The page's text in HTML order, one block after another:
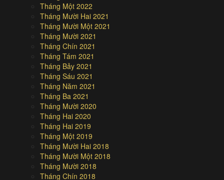
Tháng Một 2022
Tháng Mười Hai 2021
Tháng Mười Một 2021
Tháng Mười 2021
Tháng Chín 2021
Tháng Tám 2021
Tháng Bảy 2021
Tháng Sáu 2021
Tháng Năm 2021
Tháng Ba 2021
Tháng Mười 2020
Tháng Hai 2020
Tháng Hai 2019
Tháng Một 2019
Tháng Mười Hai 2018
Tháng Mười Một 2018
Tháng Mười 2018
Tháng Chín 2018